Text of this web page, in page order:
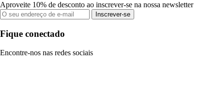
Aproveite 10% de desconto ao inscrever-se na nossa newsletter
Inscrever-se
Fique conectado
Encontre-nos nas redes sociais